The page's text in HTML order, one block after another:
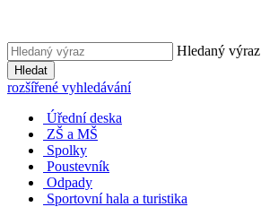
Hledaný výraz
Hledat
rozšířené vyhledávání
Úřední deska
ZŠ a MŠ
Spolky
Poustevník
Odpady
Sportovní hala a turistika